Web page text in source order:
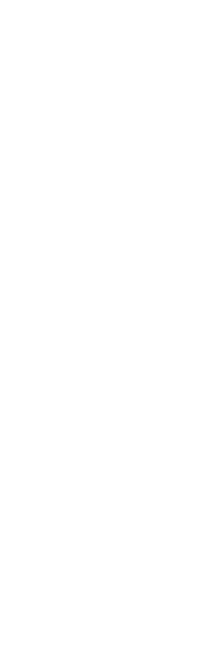
させていただ
了承ください。
御機器販売店・
ようお願いしま
にご登録され
社の共同利用者
です。
ありません。
ず変更すること
1000ppm以下、
下、フタル酸ジブチ
はありません。
品に未対応品が
年1月12日よ
ない年数を意
貨物等」とい
可)を取得する
これらの製造装
、取り引きをい
ムロン制御